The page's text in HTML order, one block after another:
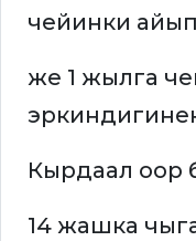
чейинки
же 1 жылга
Кырдаал оор
14 жашка